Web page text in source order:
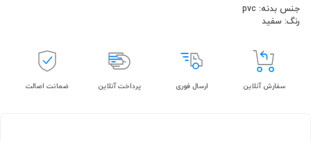
جنس بدنه: pvc
رنگ: سفید
سفارش آنلاین ارسال فوری پرداخت آنلاین ضمانت اصالت